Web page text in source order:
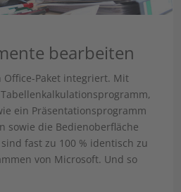
bearbeiten
Paket integriert. Mit
ein Präsentationsprogramm
sowie die Bedienoberfläche
fast zu 100 % identisch zu
von Microsoft. Und so